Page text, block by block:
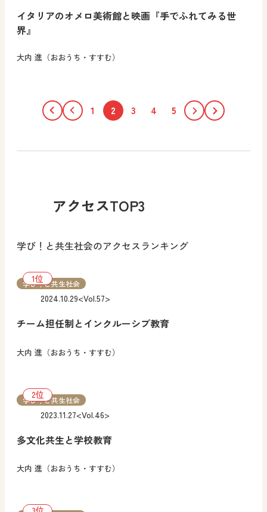
イタリアのオメロ美術館と映画『手でふれてみる世
界』
大内 進（おおうち・すすむ）
1 2 3 4 5
アクセスTOP3
学び！と共生社会のアクセスランキング
チーム担任制とインクルーシブ教育
大内 進（おおうち・すすむ）
2024.10.29<Vol.57>
学び！と共生社会
多文化共生と学校教育
大内 進（おおうち・すすむ）
2023.11.27<Vol.46>
学び！と共生社会